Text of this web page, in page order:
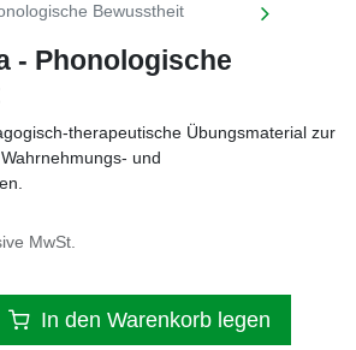
Bewusstheit
- Phonologische
therapeutische Übungsmaterial zur
und
MwSt.
In den Warenkorb legen